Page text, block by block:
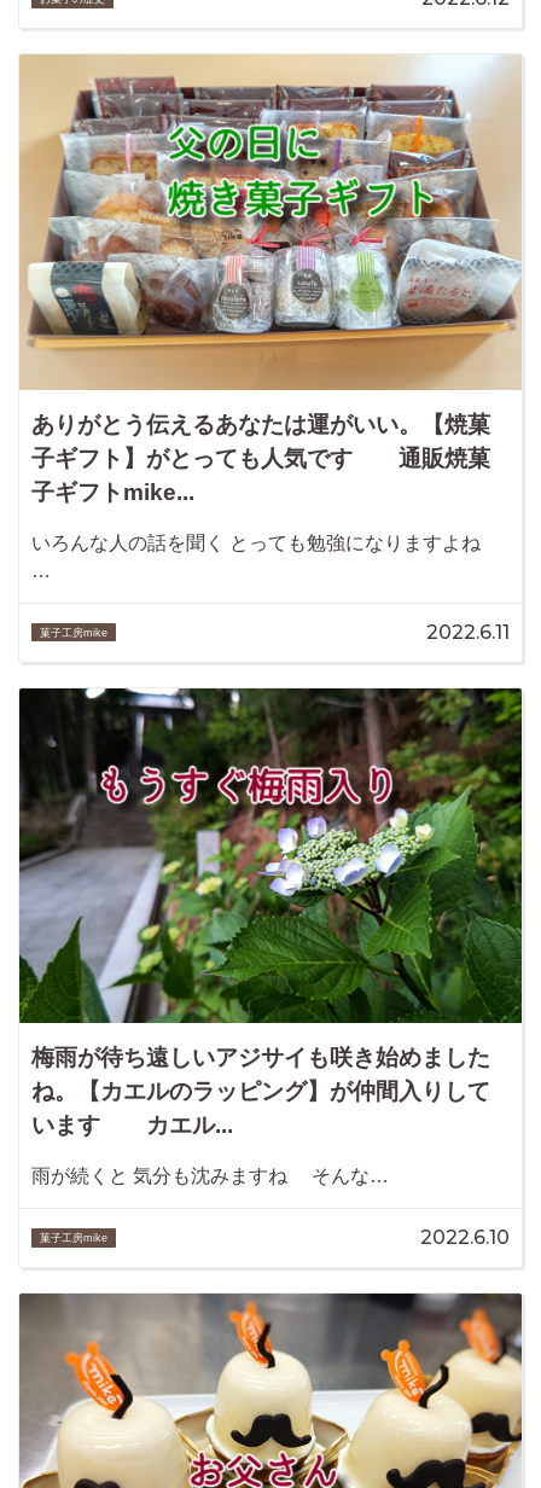
ありがとう伝えるあなたは運がいい。【焼菓
子ギフト】がとっても人気です 通販焼菓
子ギフトmike...
いろんな人の話を聞く とっても勉強になりますよね
…
菓子工房mike 2022.6.11
梅雨が待ち遠しいアジサイも咲き始めました
ね。【カエルのラッピング】が仲間入りして
います カエル...
雨が続くと 気分も沈みますね そんな…
菓子工房mike 2022.6.10